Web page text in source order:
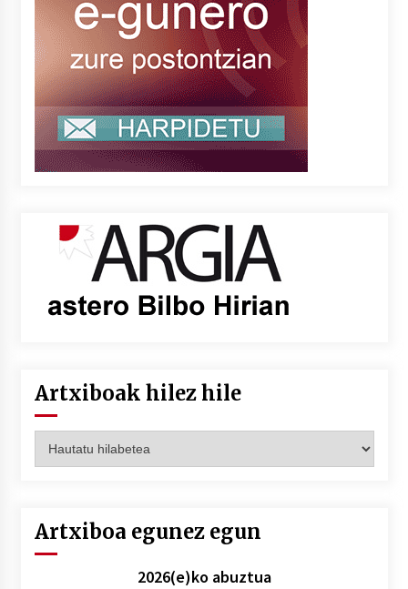
Artxiboak hilez hile
hilez
Artxiboa egunez egun
2026(e)ko abuztua